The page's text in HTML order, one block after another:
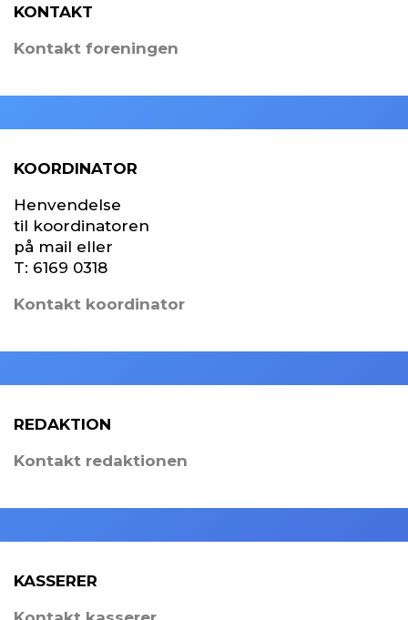
KONTAKT
Kontakt foreningen
KOORDINATOR
Henvendelse
til koordinatoren
på mail eller
T: 6169 0318
Kontakt koordinator
REDAKTION
Kontakt redaktionen
KASSERER